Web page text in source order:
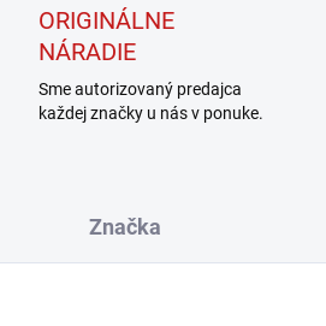
ORIGINÁLNE
NÁRADIE
Sme autorizovaný predajca
každej značky u nás v ponuke.
Značka